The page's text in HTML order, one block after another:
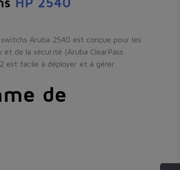
Aruba 2540 est conçue pour les
de la sécurité (Aruba ClearPass
est facile à déployer et à gérer.
de